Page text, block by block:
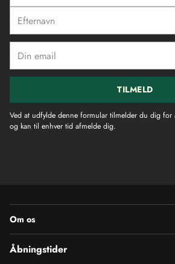
email
TILMELD
Ved at udfylde denne formular tilmelder du dig for
og kan til enhver tid afmelde dig.
Om os
Åbningstider